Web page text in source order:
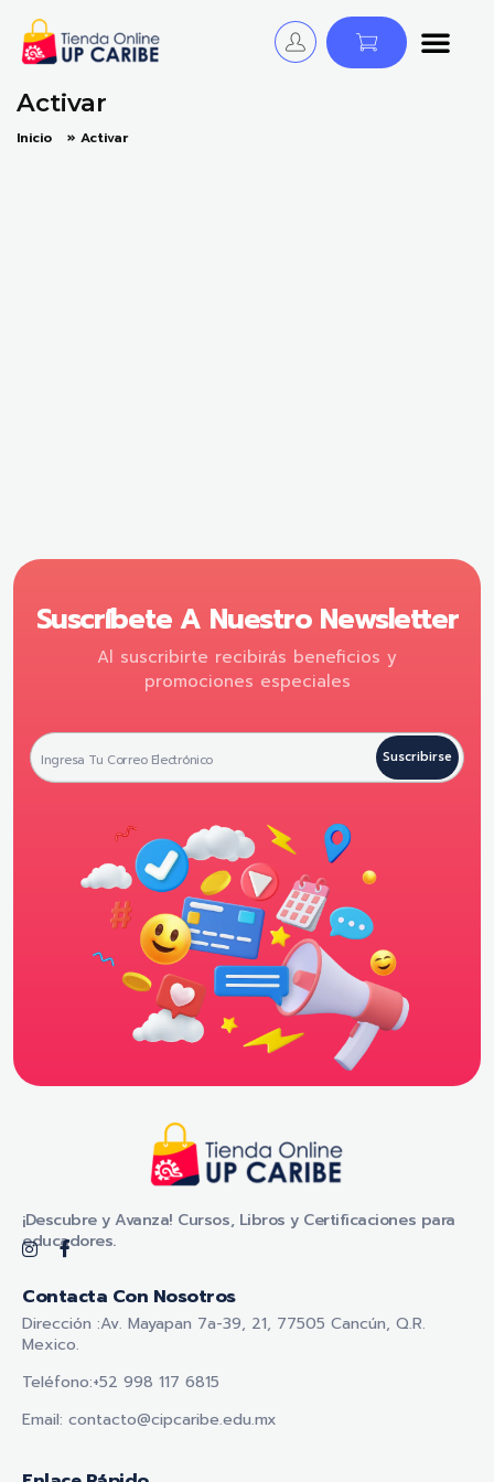
Inicio » Activar
Activar
Suscríbete A Nuestro Newsletter
Al suscribirte recibirás beneficios y
promociones especiales
¡Descubre y Avanza! Cursos, Libros y Certificaciones para
educadores.
Contacta Con Nosotros
Dirección :Av. Mayapan 7a-39, 21, 77505 Cancún, Q.R.
Mexico.
Teléfono:+52 998 117 6815
Email: contacto@cipcaribe.edu.mx